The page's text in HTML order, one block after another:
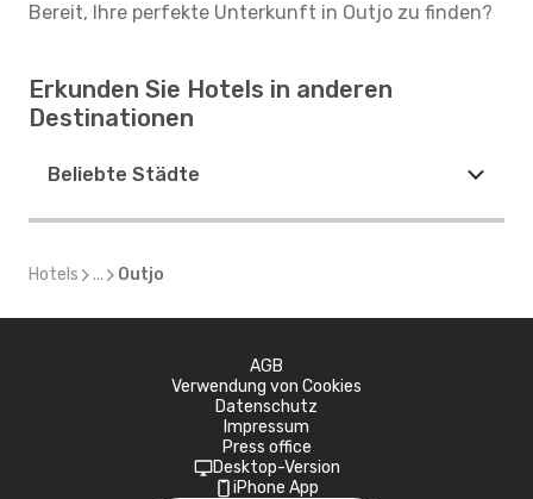
Bereit, Ihre perfekte Unterkunft in Outjo zu finden?
Erkunden Sie Hotels in anderen
Destinationen
Beliebte Städte
Hotels ... Outjo
AGB
Verwendung von Cookies
Datenschutz
Impressum
Press office
Desktop-Version
iPhone App